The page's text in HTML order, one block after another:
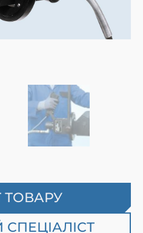
ТОВАРУ
СПЕЦІАЛІСТ